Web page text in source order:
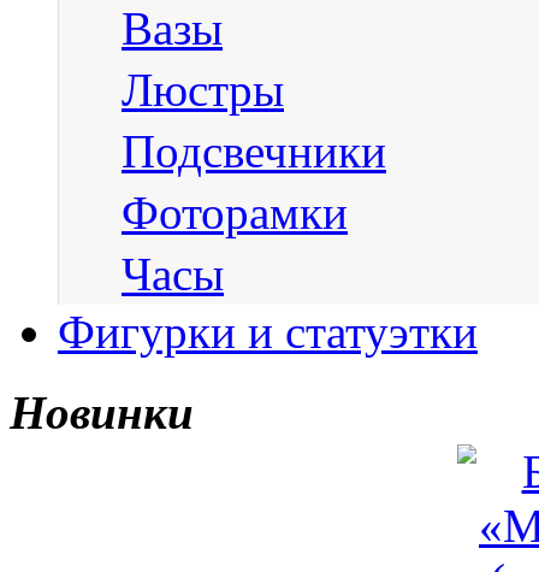
Вазы
Люстры
Подсвечники
Фоторамки
Часы
Фигурки и статуэтки
Новинки